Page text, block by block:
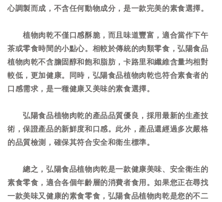
心調製而成，不含任何動物成分，是一款完美的素食選擇。
植物肉乾不僅口感酥脆，而且味道豐富，適合當作下午
茶或零食時間的小點心。相較於傳統的肉類零食，弘陽食品
植物肉乾不含膽固醇和飽和脂肪，卡路里和纖維含量均相對
較低，更加健康。同時，弘陽食品植物肉乾也符合素食者的
口感需求，是一種健康又美味的素食選擇。
弘陽食品植物肉乾的產品品質優良，採用最新的生產技
術，保證產品的新鮮度和口感。此外，產品還經過多次嚴格
的品質檢測，確保其符合安全和衛生標準。
總之，弘陽食品植物肉乾是一款健康美味、安全衛生的
素食零食，適合各個年齡層的消費者食用。如果您正在尋找
一款美味又健康的素食零食，弘陽食品植物肉乾是您的不二